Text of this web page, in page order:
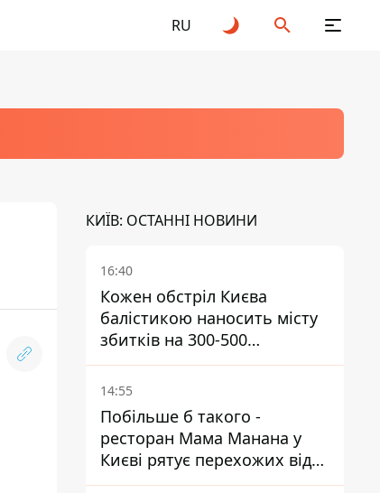
RU
КИЇВ: ОСТАННІ НОВИНИ
16:40
Кожен обстріл Києва
балістикою наносить місту
збитків на 300-500
мільйонів - Петро
Пантелеєв
14:55
Побільше б такого -
ресторан Мама Манана у
Києві рятує перехожих від
спеки